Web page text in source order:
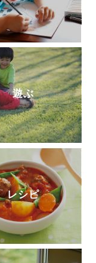
遊ぶ
レシピ